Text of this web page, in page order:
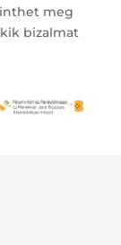
meg
bizalmat